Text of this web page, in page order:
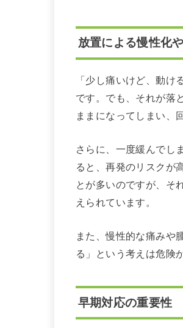
放置による慢性化
「少し痛いけど、動
です。でも、それが落
ままになってしまい、
さらに、一度緩んでし
ると、再発のリスクが
とが多いのですが、そ
えられています。
また、慢性的な痛みや
る」という考えは危険
早期対応の重要性